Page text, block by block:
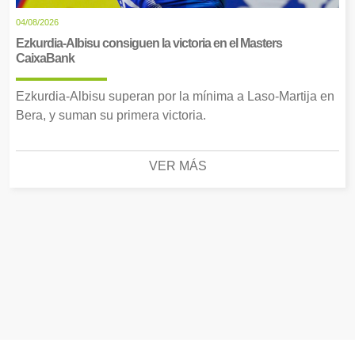
04/08/2026
Ezkurdia-Albisu consiguen la victoria en el Masters
CaixaBank
Ezkurdia-Albisu superan por la mínima a Laso-Martija en
Bera, y suman su primera victoria.
VER MÁS